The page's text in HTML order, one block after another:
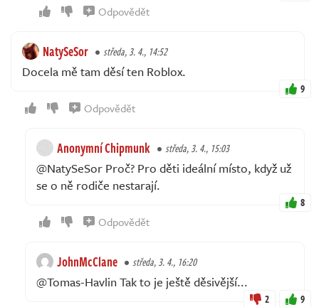
Odpovědět
NatySeSor středa, 3. 4., 14:52
Docela mě tam děsí ten Roblox.
9
Odpovědět
Anonymní Chipmunk středa, 3. 4., 15:03
@NatySeSor Proč? Pro děti ideální místo, když už
se o ně rodiče nestarají.
8
Odpovědět
JohnMcClane středa, 3. 4., 16:20
@Tomas-Havlin Tak to je ještě děsivější...
2 9